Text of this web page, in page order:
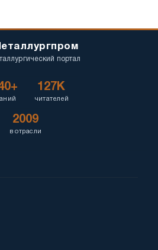
портал
127K
читателей
2009
в отрасли